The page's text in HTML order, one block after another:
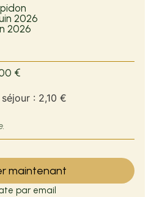
2026
2026
€
: 2,10 €
maintenant
par email